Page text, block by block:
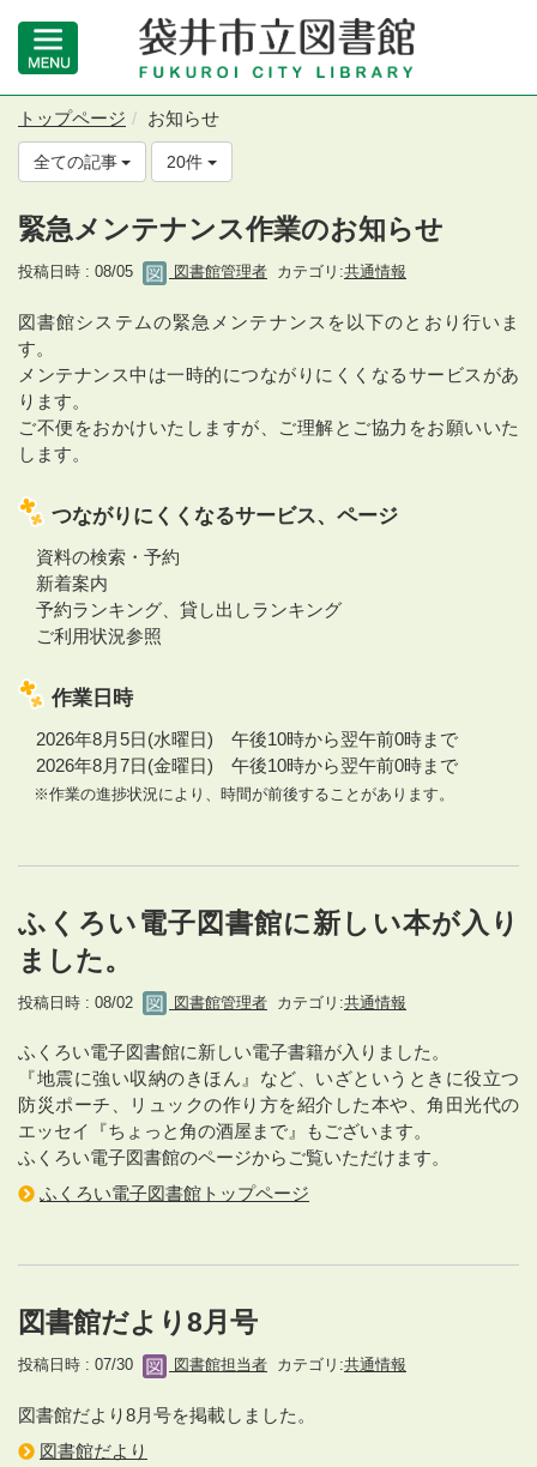
トップページ お知らせ
全ての記事 20件
緊急メンテナンス作業のお知らせ
投稿日時 : 08/05 図書館管理者 カテゴリ:共通情報
図書館システムの緊急メンテナンスを以下のとおり行いま
す。
メンテナンス中は一時的につながりにくくなるサービスがあ
ります。
ご不便をおかけいたしますが、ご理解とご協力をお願いいた
します。
つながりにくくなるサービス、ページ
資料の検索・予約
新着案内
予約ランキング、貸し出しランキング
ご利用状況参照
作業日時
2026年8月5日(水曜日) 午後10時から翌午前0時まで
2026年8月7日(金曜日) 午後10時から翌午前0時まで
※作業の進捗状況により、時間が前後することがあります。
ふくろい電子図書館に新しい本が入り
ました。
投稿日時 : 08/02 図書館管理者 カテゴリ:共通情報
ふくろい電子図書館に新しい電子書籍が入りました。
『地震に強い収納のきほん』など、いざというときに役立つ
防災ポーチ、リュックの作り方を紹介した本や、角田光代の
エッセイ『ちょっと角の酒屋まで』もございます。
ふくろい電子図書館のページからご覧いただけます。
ふくろい電子図書館トップページ
図書館だより8月号
投稿日時 : 07/30 図書館担当者 カテゴリ:共通情報
図書館だより8月号を掲載しました。
図書館だより